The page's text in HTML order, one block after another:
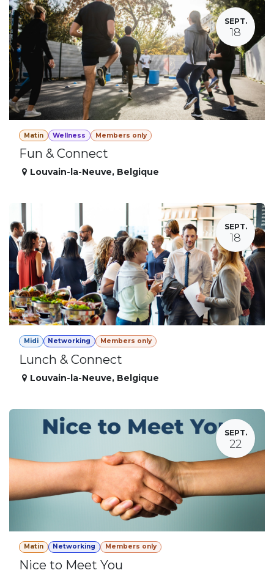
SEPT.
18
Matin Wellness Members only
Fun & Connect
Louvain-la-Neuve, Belgique
SEPT.
18
Midi Networking Members only
Lunch & Connect
Louvain-la-Neuve, Belgique
SEPT.
22
Matin Networking Members only
Nice to Meet You